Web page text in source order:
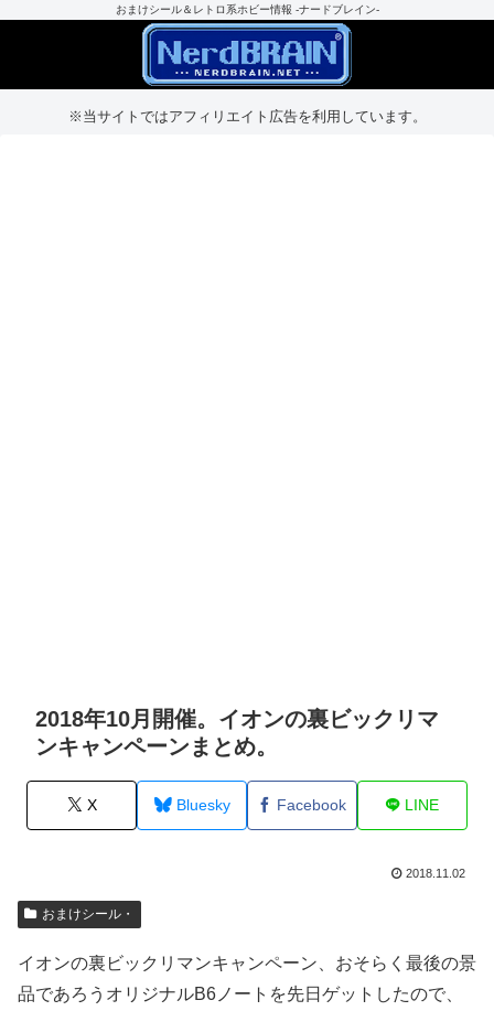
おまけシール＆レトロ系ホビー情報 -ナードブレイン-
※当サイトではアフィリエイト広告を利用しています。
2018年10月開催。イオンの裏ビックリマ
ンキャンペーンまとめ。
X Bluesky Facebook LINE
2018.11.02
おまけシール・
イオンの裏ビックリマンキャンペーン、おそらく最後の景
品であろうオリジナルB6ノートを先日ゲットしたので、